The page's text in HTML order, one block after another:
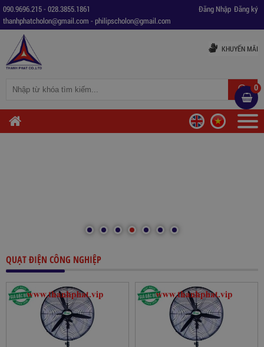
090.9696.215- 028.3855.1861
thanhphatcholon@gmail.com - philipscholon@gmail.com
Đăng ký
Đăng Nhập
KHUYẾN MÃI
0
QUẠT ĐIỆN CÔNG NGHIỆP